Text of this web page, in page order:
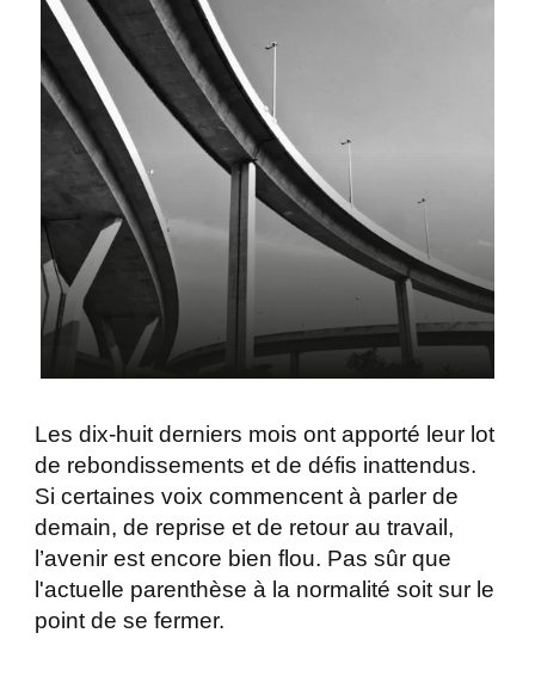
Les dix-huit derniers mois ont apporté leur lot
de rebondissements et de défis inattendus.
Si certaines voix commencent à parler de
demain, de reprise et de retour au travail,
l’avenir est encore bien flou. Pas sûr que
l'actuelle parenthèse à la normalité soit sur le
point de se fermer.